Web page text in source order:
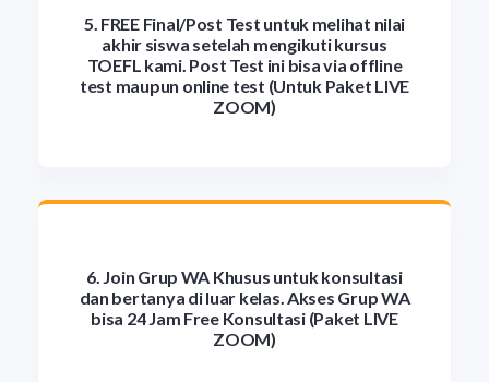
5. FREE Final/Post Test untuk melihat nilai
akhir siswa setelah mengikuti kursus
TOEFL kami. Post Test ini bisa via offline
test maupun online test (Untuk Paket LIVE
ZOOM)
6. Join Grup WA Khusus untuk konsultasi
dan bertanya di luar kelas. Akses Grup WA
bisa 24 Jam Free Konsultasi (Paket LIVE
ZOOM)